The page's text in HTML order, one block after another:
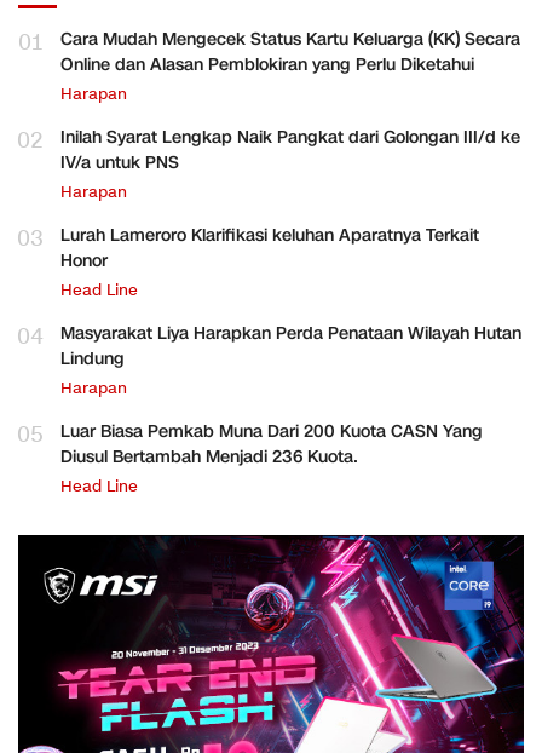
01
Cara Mudah Mengecek Status Kartu Keluarga (KK) Secara
Online dan Alasan Pemblokiran yang Perlu Diketahui
Harapan
02
Inilah Syarat Lengkap Naik Pangkat dari Golongan III/d ke
IV/a untuk PNS
Harapan
03
Lurah Lameroro Klarifikasi keluhan Aparatnya Terkait
Honor
Head Line
04
Masyarakat Liya Harapkan Perda Penataan Wilayah Hutan
Lindung
Harapan
05
Luar Biasa Pemkab Muna Dari 200 Kuota CASN Yang
Diusul Bertambah Menjadi 236 Kuota.
Head Line